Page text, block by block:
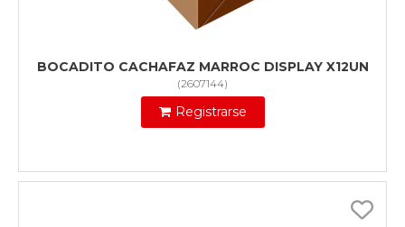
BOCADITO CACHAFAZ MARROC DISPLAY X12UN
(2607144)
Registrarse